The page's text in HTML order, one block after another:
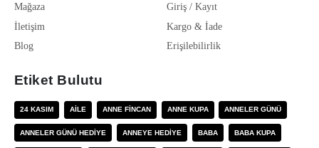
Mağaza
İletişim
Blog
Giriş / Kayıt
Kargo & İade
Erişilebilirlik
Etiket Bulutu
24 KASIM AILE ANNE FINCAN ANNE KUPA ANNELER GÜNÜ
ANNELER GÜNÜ HEDIYE ANNEYE HEDIYE BABA BABA KUPA